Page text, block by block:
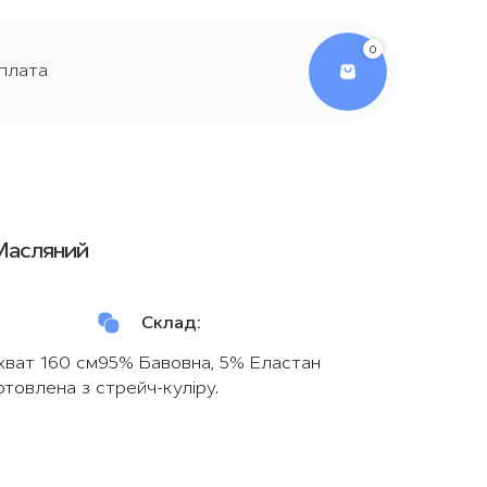
0
160 см
Склад:
95% Бавовна, 5% Еластан
з стрейч-куліру.